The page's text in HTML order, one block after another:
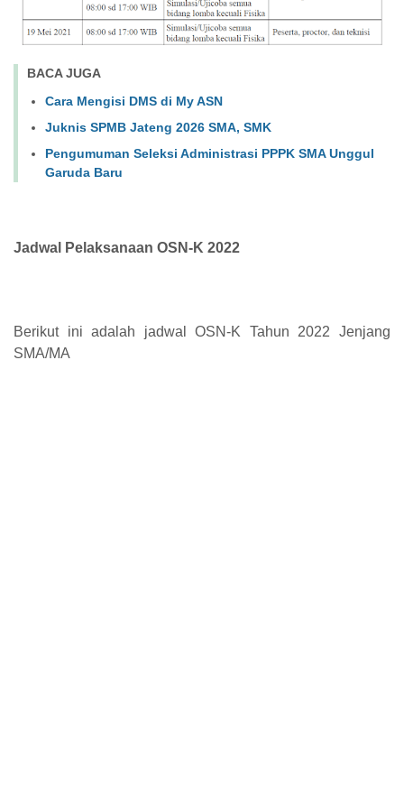
BACA JUGA
Cara Mengisi DMS di My ASN
Juknis SPMB Jateng 2026 SMA, SMK
Pengumuman Seleksi Administrasi PPPK SMA Unggul
Garuda Baru
Jadwal Pelaksanaan OSN-K 2022
Berikut ini adalah jadwal OSN-K Tahun 2022 Jenjang
SMA/MA